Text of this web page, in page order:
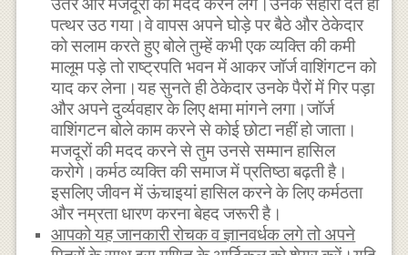
उतरे और मजदूरों की मदद करने लगे।उनके सहारा देते ही
पत्थर उठ गया।वे वापस अपने घोड़े पर बैठे और ठेकेदार
को सलाम करते हुए बोले तुम्हें कभी एक व्यक्ति की कमी
मालूम पड़े तो राष्ट्रपति भवन में आकर जॉर्ज वाशिंगटन को
याद कर लेना।यह सुनते ही ठेकेदार उनके पैरों में गिर पड़ा
और अपने दुर्व्यवहार के लिए क्षमा मांगने लगा।जाॅर्ज
वाशिंगटन बोले काम करने से कोई छोटा नहीं हो जाता।
मजदूरों की मदद करने से तुम उनसे सम्मान हासिल
करोगे।कर्मठ व्यक्ति की समाज में प्रतिष्ठा बढ़ती है।
इसलिए जीवन में ऊंचाइयां हासिल करने के लिए कर्मठता
और नम्रता धारण करना बेहद जरूरी है।
आपको यह जानकारी रोचक व ज्ञानवर्धक लगे तो अपने